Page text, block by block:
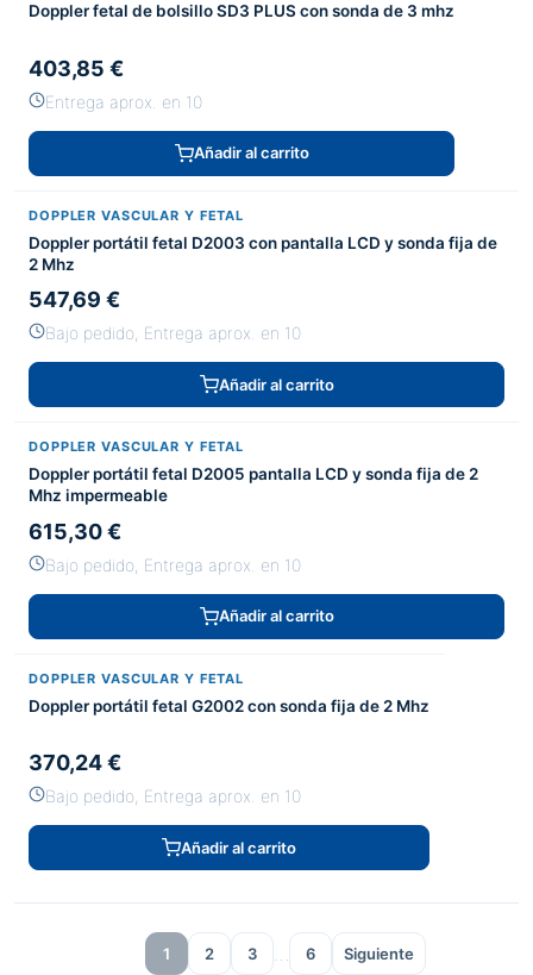
Doppler fetal de bolsillo SD3 PLUS con sonda de 3 mhz
403,85 €
Entrega aprox. en 10
Añadir al carrito
DOPPLER VASCULAR Y FETAL
Doppler portátil fetal D2003 con pantalla LCD y sonda fija de
2 Mhz
547,69 €
Bajo pedido, Entrega aprox. en 10
Añadir al carrito
DOPPLER VASCULAR Y FETAL
Doppler portátil fetal D2005 pantalla LCD y sonda fija de 2
Mhz impermeable
615,30 €
Bajo pedido, Entrega aprox. en 10
Añadir al carrito
DOPPLER VASCULAR Y FETAL
Doppler portátil fetal G2002 con sonda fija de 2 Mhz
370,24 €
Bajo pedido, Entrega aprox. en 10
Añadir al carrito
1 2 3 … 6 Siguiente